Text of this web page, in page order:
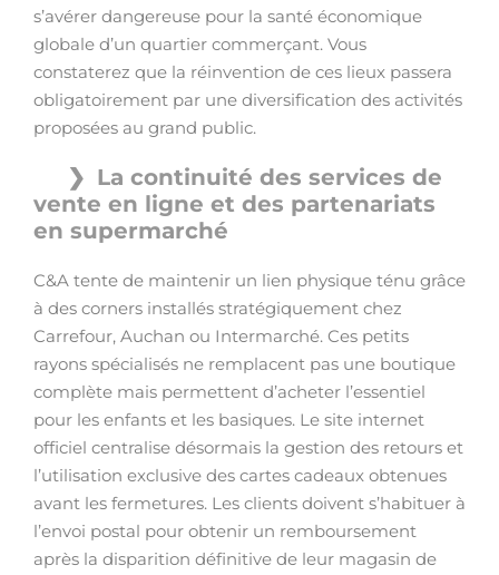
s’avérer dangereuse pour la santé économique
globale d’un quartier commerçant. Vous
constaterez que la réinvention de ces lieux passera
obligatoirement par une diversification des activités
proposées au grand public.
La continuité des services de
vente en ligne et des partenariats
en supermarché
C&A tente de maintenir un lien physique ténu grâce
à des corners installés stratégiquement chez
Carrefour, Auchan ou Intermarché. Ces petits
rayons spécialisés ne remplacent pas une boutique
complète mais permettent d’acheter l’essentiel
pour les enfants et les basiques. Le site internet
officiel centralise désormais la gestion des retours et
l’utilisation exclusive des cartes cadeaux obtenues
avant les fermetures. Les clients doivent s’habituer à
l’envoi postal pour obtenir un remboursement
après la disparition définitive de leur magasin de